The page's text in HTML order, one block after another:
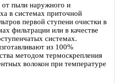
от пыли наружного и
в системах приточной
первой ступени очистки в
фильтрации или в качестве
системах.
из 100%
методом термоскрепления
волокон при температуре